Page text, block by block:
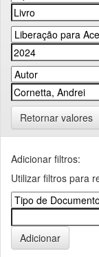
Retornar valores
Adicionar filtros:
Utilizar filtros para